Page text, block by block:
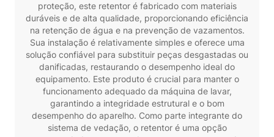
proteção, este retentor é fabricado com materiais
duráveis e de alta qualidade, proporcionando eficiência
na retenção de água e na prevenção de vazamentos.
Sua instalação é relativamente simples e oferece uma
solução confiável para substituir peças desgastadas ou
danificadas, restaurando o desempenho ideal do
equipamento. Este produto é crucial para manter o
funcionamento adequado da máquina de lavar,
garantindo a integridade estrutural e o bom
desempenho do aparelho. Como parte integrante do
sistema de vedação, o retentor é uma opção